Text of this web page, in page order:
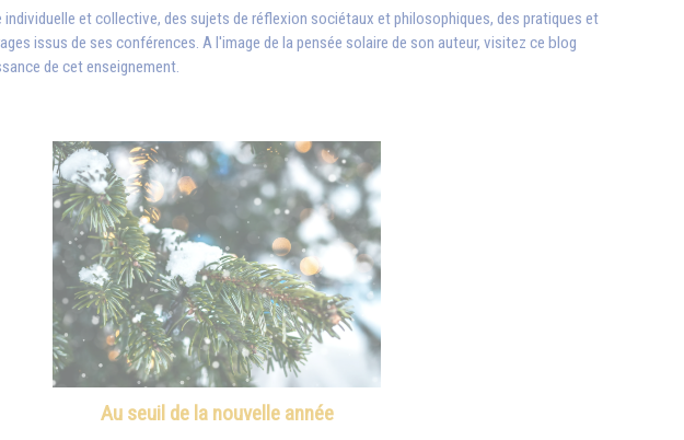
et collective, des sujets de réflexion sociétaux et philosophiques, des pratiques et
issus de ses conférences. A l'image de la pensée solaire de son auteur, visitez ce blog
de cet enseignement.
Au seuil de la nouvelle année